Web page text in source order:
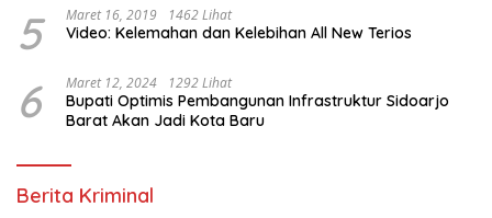
KELUAR KOTA
5 Maret 16, 2019 1462 Lihat
Video: Kelemahan dan Kelebihan All New Terios
6 Maret 12, 2024 1292 Lihat
Bupati Optimis Pembangunan Infrastruktur Sidoarjo
Barat Akan Jadi Kota Baru
Berita Kriminal